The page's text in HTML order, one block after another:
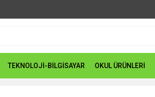
TEKNOLOJİ-BİLGİSAYAR OKUL ÜRÜNLERİ